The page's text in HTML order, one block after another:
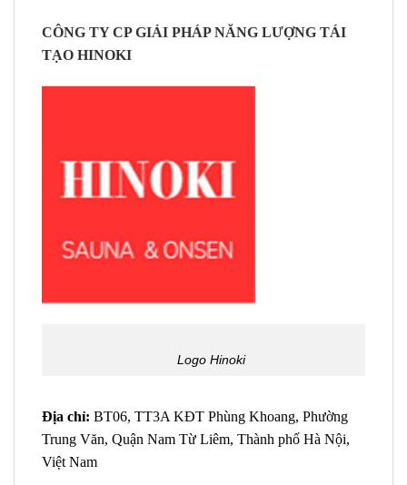
CÔNG TY CP GIẢI PHÁP NĂNG LƯỢNG TÁI
TẠO HINOKI
Logo Hinoki
Địa chỉ: BT06, TT3A KĐT Phùng Khoang, Phường
Trung Văn, Quận Nam Từ Liêm, Thành phố Hà Nội,
Việt Nam